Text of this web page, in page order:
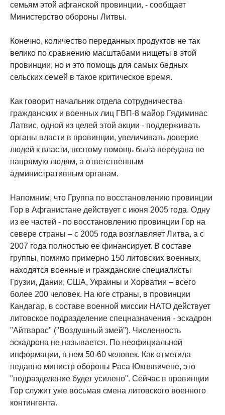
семьям этой афганской провинции, - сообщает
Министерство обороны Литвы.
Конечно, количество переданных продуктов не так
велико по сравнению масштабами нищеты в этой
провинции, но и это помощь для самых бедных
сельских семей в такое критическое время.
Как говорит начальник отдела сотрудничества
гражданских и военных лиц ГВП-8 майор Гядиминас
Латвис, одной из целей этой акции - поддерживать
органы власти в провинции, увеличивать доверие
людей к власти, поэтому помощь была передана не
напрямую людям, а ответственным
административным органам.
Напомним, что Группа по восстановлению провинции
Гор в Афганистане действует с июня 2005 года. Одну
из ее частей - по восстановлению провинции Гор на
севере страны – с 2005 года возглавляет Литва, а с
2007 года полностью ее финансирует. В составе
группы, помимо примерно 150 литовских военных,
находятся военные и гражданские специалисты
Грузии, Дании, США, Украины и Хорватии – всего
более 200 человек. На юге страны, в провинции
Кандагар, в составе военной миссии НАТО действует
литовское подразделение спецназначения - эскадрон
"Айтварас" ("Воздушный змей"). Численность
эскадрона не называется. По неофициальной
информации, в нем 50-60 человек. Как отметила
недавно министр обороны Раса Юкнявичене, это
"подразделение будет усилено". Сейчас в провинции
Гор служит уже восьмая смена литовского военного
контингента.